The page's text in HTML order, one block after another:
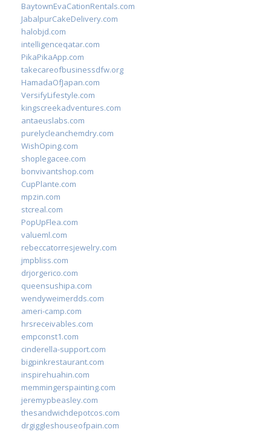
BaytownEvaCationRentals.com
JabalpurCakeDelivery.com
halobjd.com
intelligenceqatar.com
PikaPikaApp.com
takecareofbusinessdfw.org
HamadaOfJapan.com
VersifyLifestyle.com
kingscreekadventures.com
antaeuslabs.com
purelycleanchemdry.com
WishOping.com
shoplegacee.com
bonvivantshop.com
CupPlante.com
mpzin.com
stcreal.com
PopUpFlea.com
valueml.com
rebeccatorresjewelry.com
jmpbliss.com
drjorgerico.com
queensushipa.com
wendyweimerdds.com
ameri-camp.com
hrsreceivables.com
empconst1.com
cinderella-support.com
bigpinkrestaurant.com
inspirehuahin.com
memmingerspainting.com
jeremypbeasley.com
thesandwichdepotcos.com
drgiggleshouseofpain.com